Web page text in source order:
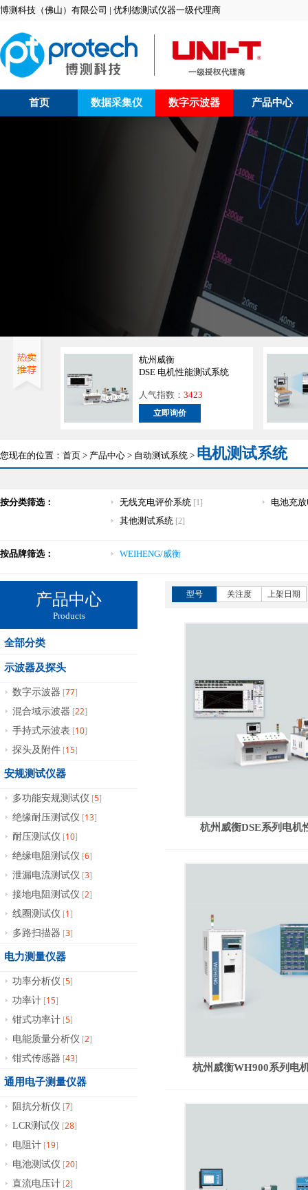
博测科技（佛山）有限公司 | 优利德测试仪器一级代理商
首页 数据采集仪 数字示波器 产品中心
杭州威衡
DSE 电机性能测试系统
人气指数： 3423
立即询价
您现在的位置： 首页 > 产品中心 > 自动测试系统 > 电机测试系统
按分类筛选： 无线充电评价系统 [1]
电池充
其他测试系统 [2]
按品牌筛选： WEIHENG/威衡
产品中心
Products
全部分类
示波器及探头
数字示波器 [77]
混合域示波器 [22]
手持式示波表 [10]
探头及附件 [15]
安规测试仪器
多功能安规测试仪 [5]
绝缘耐压测试仪 [13]
耐压测试仪 [10]
绝缘电阻测试仪 [6]
泄漏电流测试仪 [3]
接地电阻测试仪 [2]
线圈测试仪 [1]
多路扫描器 [3]
电力测量仪器
功率分析仪 [5]
功率计 [15]
钳式功率计 [5]
电能质量分析仪 [2]
钳式传感器 [43]
通用电子测量仪器
阻抗分析仪 [7]
LCR测试仪 [28]
电阻计 [19]
电池测试仪 [20]
直流电压计 [2]
型号 关注度 上架日期
杭州威衡DSE系列电机
杭州威衡WH900系列电